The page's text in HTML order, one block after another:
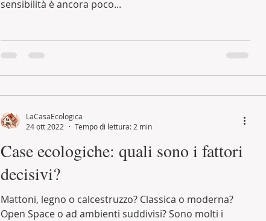
sensibilità è ancora poco...
Case ecologiche: quali sono i fattori
decisivi?
Mattoni, legno o calcestruzzo? Classica o moderna?
Open Space o ad ambienti suddivisi? Sono molti i
LaCasaEcologica
24 ott 2022
Tempo di lettura: 2 min